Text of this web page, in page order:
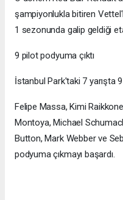
şampiyonlukla bitiren
1 sezonunda galip geldiği
9 pilot podyuma çıktı
İstanbul Park'taki 7 yarışta
Felipe Massa, Kimi
Montoya, Michael
Button, Mark Webber ve
podyuma çıkmayı başardı.